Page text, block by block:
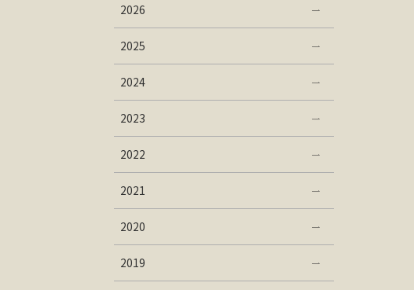
2026
2025
2024
2023
2022
2021
2020
2019